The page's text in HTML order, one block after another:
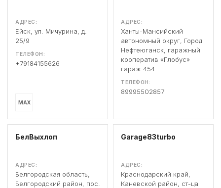
АДРЕС:
Ейск, ул. Мичурина, д.
25/9
ТЕЛЕФОН:
+79184155626
MAX
АДРЕС:
Ханты-Мансийский
автономный округ, Город
Нефтеюганск, гаражный
кооператив «Глобус»
гараж 454
ТЕЛЕФОН:
89995502857
БелВыхлоп
АДРЕС:
Белгородская область,
Белгородский район, пос.
Garage83turbo
АДРЕС:
Краснодарский край,
Каневской район, ст-ца